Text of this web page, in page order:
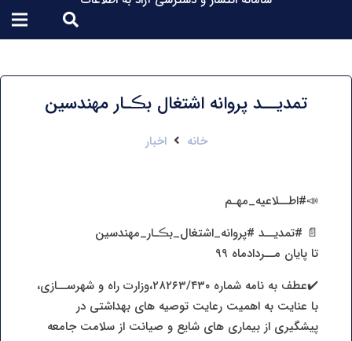
تمدیــد پروانه اشتغال بڪـار مهندسین
خانه اخبار
📣#اطــلاعیه_مهـم
📄 #تمدیــد #پروانه_اشتغال_بڪـار_مهندسین
تا پایان مــردادماه 99
✔️عطف به نامه شماره ۲۸۲۶۳/۴۳۰،وزارت راه و شهرســازی،
با عنایت به اهمیت رعایت توصیه های بهداشتی در
پیشگیری از بیماری های شایع و صیانت از سلامت جامعه